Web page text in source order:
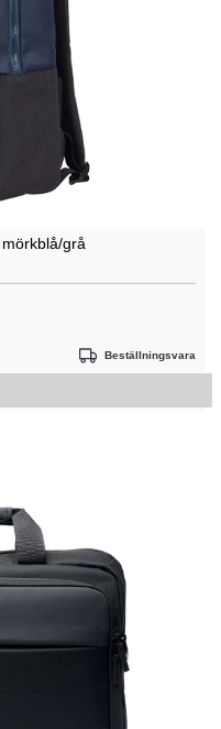
grå
Beställningsvara